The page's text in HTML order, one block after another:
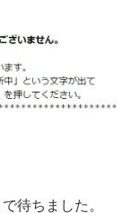
待ちました。